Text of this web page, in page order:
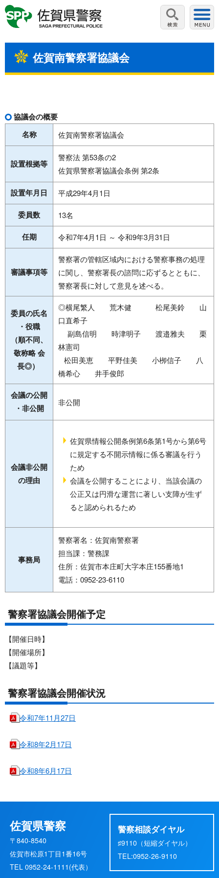
佐賀南警察署協議会
協議会の概要
名称
佐賀南警察署協議会
設置根拠等
警察法 第53条の2
佐賀県警察署協議会条例 第2条
設置年月日 平成29年4月1日
委員数 13名
任期 令和7年4月1日 ～ 令和9年3月31日
審議事項等
警察署の管轄区域内における警察事務の処理
に関し、警察署長の諮問に応ずるとともに、
警察署長に対して意見を述べる。
委員の氏名
・役職
（順不同、
敬称略 会
長◎）
◎横尾繁人 荒木健 松尾美鈴 山
口直希子
副島信明 時津明子 渡邉雅夫 栗
林憲司
松田美恵 平野佳美 小栁信子 八
橋希心 井手俊郎
会議の公開
・非公開
非公開
会議非公開
の理由
佐賀県情報公開条例第6条第1号から第6号
に規定する不開示情報に係る審議を行う
ため
会議を公開することにより、当該会議の
公正又は円滑な運営に著しい支障が生ず
ると認められるため
事務局
警察署名：佐賀南警察署
担当課：警務課
住所：佐賀市本庄町大字本庄155番地1
電話：0952-23-6110
警察署協議会開催予定
【開催日時】
【開催場所】
【議題等】
警察署協議会開催状況
令和7年11月27日
令和8年2月17日
令和8年6月17日
佐賀県警察
〒840-8540
佐賀市松原1丁目1番16号
TEL 0952-24-1111(代表）
警察相談ダイヤル
♯9110（短縮ダイヤル）
TEL:0952-26-9110